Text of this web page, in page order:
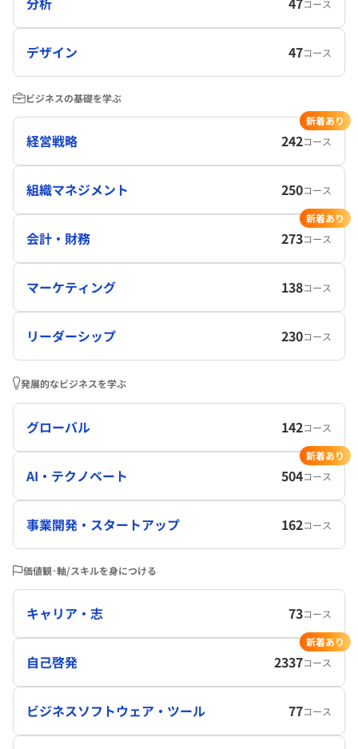
コース
デザイン 47コース
ビジネスの基礎を学ぶ
経営戦略 242コース
新着あり
組織マネジメント 250コース
会計・財務 273コース
新着あり
マーケティング 138コース
リーダーシップ 230コース
発展的なビジネスを学ぶ
グローバル 142コース
AI・テクノベート 504コース
新着あり
事業開発・スタートアップ 162コース
価値観･軸/スキルを身につける
キャリア・志 73コース
自己啓発 2337コース
新着あり
ビジネスソフトウェア・ツール 77コース